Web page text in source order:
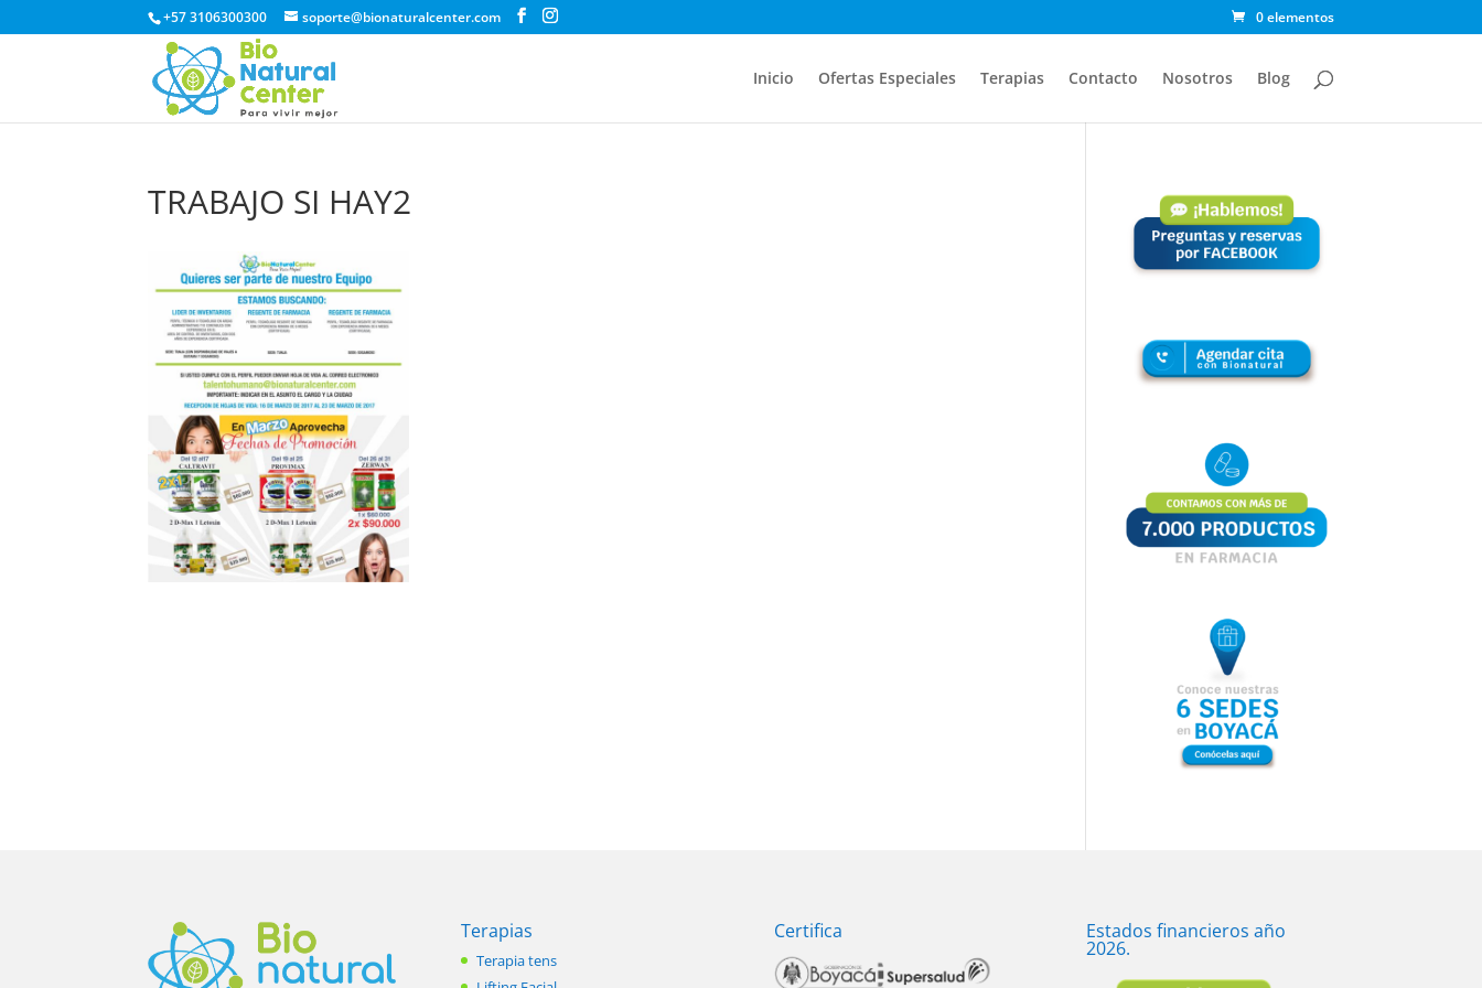
+57 3106300300 soporte@bionaturalcenter.com 0 elementos
Inicio Ofertas Especiales Terapias Contacto Nosotros Blog
TRABAJO SI HAY2
Terapias
Terapia tens
Certifica Estados financieros año
2026.